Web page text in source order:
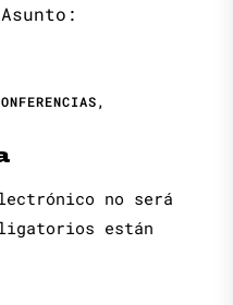
,
no será
están